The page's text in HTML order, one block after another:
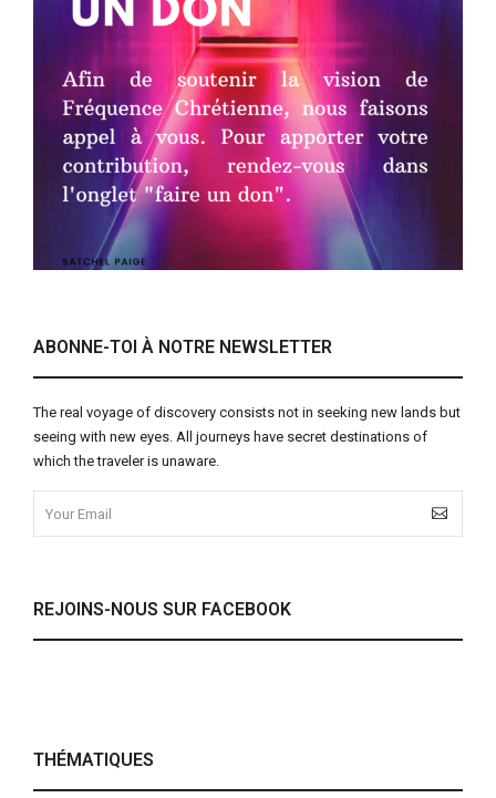
ABONNE-TOI À NOTRE NEWSLETTER
The real voyage of discovery consists not in seeking new lands but
seeing with new eyes. All journeys have secret destinations of
which the traveler is unaware.
REJOINS-NOUS SUR FACEBOOK
THÉMATIQUES